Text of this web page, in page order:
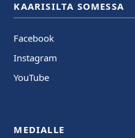
KAARISILTA SOMESSA
Facebook
Instagram
YouTube
MEDIALLE